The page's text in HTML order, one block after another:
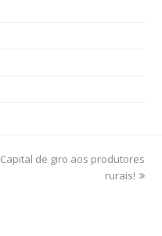
next
Capital de giro aos produtores
rurais!